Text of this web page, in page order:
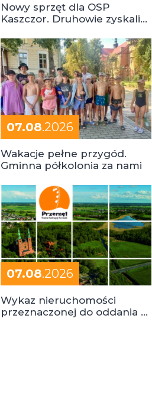
Nowy sprzęt dla OSP
Kaszczor. Druhowie zyskali
07.08.2026
Wakacje pełne przygód.
Gminna półkolonia za nami
07.08.2026
Wykaz nieruchomości
przeznaczonej do oddania w